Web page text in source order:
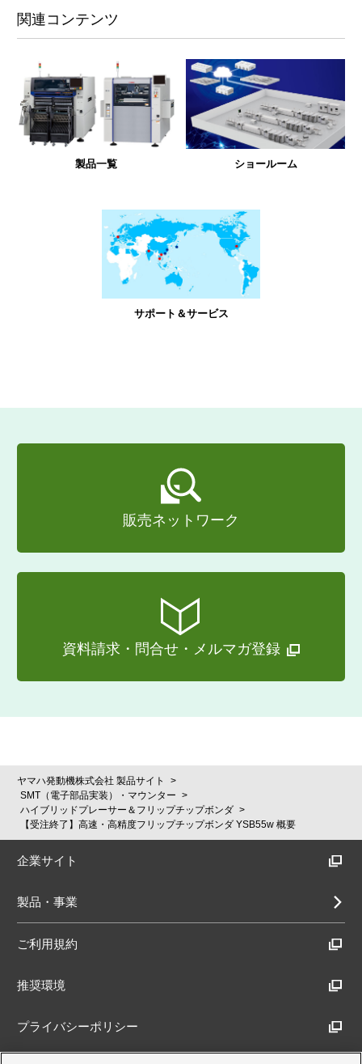
関連コンテンツ
製品一覧 ショールーム
サポート＆サービス
販売ネットワーク
資料請求・問合せ・メルマガ登録
ヤマハ発動機株式会社 製品サイト
SMT（電子部品実装）・マウンター
ハイブリッドプレーサー＆フリップチップボンダ
【受注終了】高速・高精度フリップチップボンダ YSB55w 概要
企業サイト
製品・事業
ご利用規約
推奨環境
プライバシーポリシー